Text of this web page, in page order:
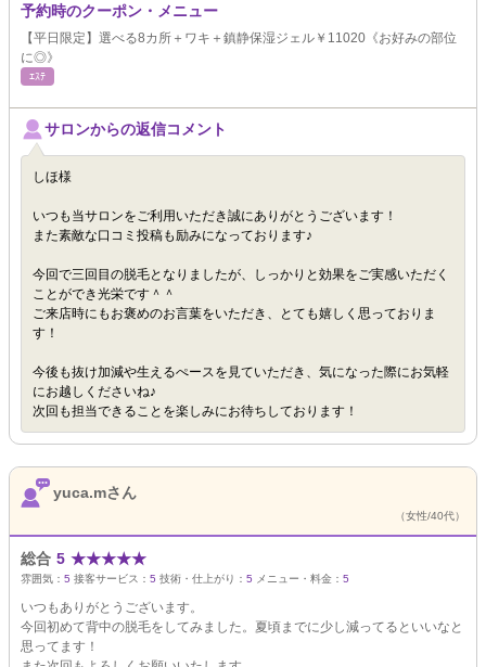
予約時のクーポン・メニュー
【平日限定】選べる8カ所＋ワキ＋鎮静保湿ジェル￥11020《お好みの部位
に◎》
ｴｽﾃ
サロンからの返信コメント
しほ様
いつも当サロンをご利用いただき誠にありがとうございます！
また素敵な口コミ投稿も励みになっております♪
今回で三回目の脱毛となりましたが、しっかりと効果をご実感いただく
ことができ光栄です＾＾
ご来店時にもお褒めのお言葉をいただき、とても嬉しく思っておりま
す！
今後も抜け加減や生えるぺースを見ていただき、気になった際にお気軽
にお越しくださいね♪
次回も担当できることを楽しみにお待ちしております！
yuca.mさん
（女性/40代）
総合 5 ★★★★★
雰囲気： 5 接客サービス： 5 技術・仕上がり： 5 メニュー・料金： 5
いつもありがとうございます。
今回初めて背中の脱毛をしてみました。夏頃までに少し減ってるといいなと
思ってます！